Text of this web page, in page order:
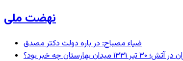
نهضت ملی
ضیاء مصباح: در باره دولت دکتر مصدق
چه خبر بود؟